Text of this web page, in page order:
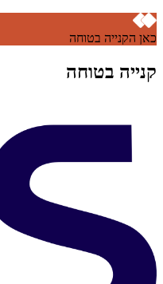
כאן הקנייה בטוחה
קנייה בטוחה